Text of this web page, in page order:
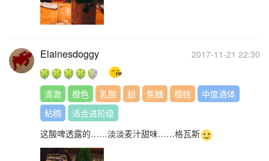
Elainesdoggy 2017-11-21 22:30
清澈 橙色 乳酸 甜 焦糖 樱桃
中度酒体
粘稠
适合进阶级
这酸啤透露的……淡淡麦汁甜味……格瓦斯